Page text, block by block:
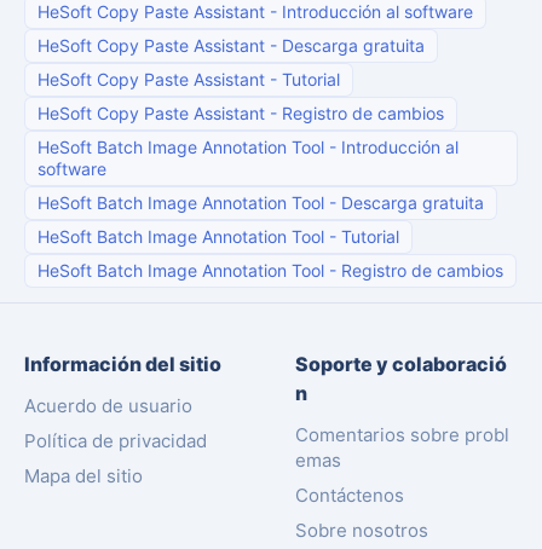
HeSoft Copy Paste Assistant - Introducción al software
HeSoft Copy Paste Assistant - Descarga gratuita
HeSoft Copy Paste Assistant - Tutorial
HeSoft Copy Paste Assistant - Registro de cambios
HeSoft Batch Image Annotation Tool - Introducción al
software
HeSoft Batch Image Annotation Tool - Descarga gratuita
HeSoft Batch Image Annotation Tool - Tutorial
HeSoft Batch Image Annotation Tool - Registro de cambios
Información del sitio
Acuerdo de usuario
Política de privacidad
Mapa del sitio
Soporte y colaboració
n
Comentarios sobre probl
emas
Contáctenos
Sobre nosotros